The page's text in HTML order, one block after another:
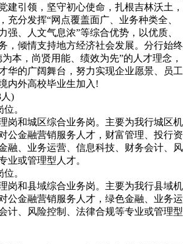
建引领，坚守初心使命，扎根吉林沃土，
充分发挥“网点覆盖面广、业务种类全、
强、人文气息浓”等综合优势，以优质、
，倾情支持地方经济社会发展。分行始终
本，尚贤用能、绩效为先”的人才理念，
华的广阔舞台，努力实现企业愿景、员工
内外高校毕业生加入!
)
。
和城区综合业务岗。主要为我行城区机
公金融营销服务人才，财富管理、投行资
融、业务运营、信息科技、财务会计、风
业或管理型人才。
。
和县域综合业务岗。主要为我行县域机
公金融营销服务人才，绿色金融、业务运
计、风险控制、法律合规等专业或管理型